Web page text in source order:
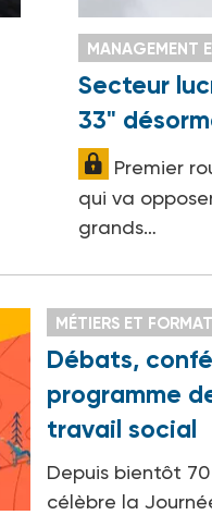
MANAGEMENT
Secteur
33"
Premier
qui va
grands…
MÉTIERS ET
Débats,
programme
travail social
Depuis bientôt
célèbre la